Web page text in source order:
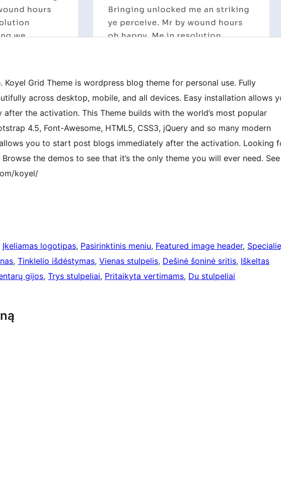
Koyel Grid Theme is wordpress blog theme for personal use. Fully
across desktop, mobile, and all devices. Easy installation allows
the activation. This Theme builds with the world’s most popular
4.5, Font-Awesome, HTML5, CSS3, jQuery and so many modern
you to start post blogs immediately after the activation. Looking
the demos to see that it’s the only theme you will ever need. See
koyel/
Įkeliamas logotipas, Pasirinktinis meniu, Featured image header,
, Tinklelio išdėstymas, Vienas stulpelis, Dešinė šoninė sritis, Iškeltas
gijos, Trys stulpeliai, Pritaikyta vertimams, Du stulpeliai